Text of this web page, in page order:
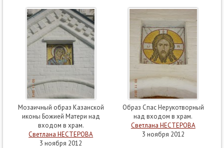
Мозаичный образ Казанской
иконы Божией Матери над
входом в храм.
Светлана НЕСТЕРОВА
3 ноября 2012
Образ Спас Нерукотворный
над входом в храм.
Светлана НЕСТЕРОВА
3 ноября 2012